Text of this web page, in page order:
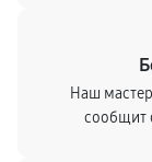
Наш
сообщит